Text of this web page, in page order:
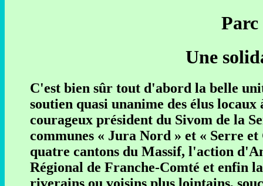
Parc
Une
C'est bien sûr tout d'abord la belle
soutien quasi unanime des élus
courageux président du Sivom de la
communes « Jura Nord » et « Serre
quatre cantons du Massif, l'action
Régional de Franche-Comté et enfin